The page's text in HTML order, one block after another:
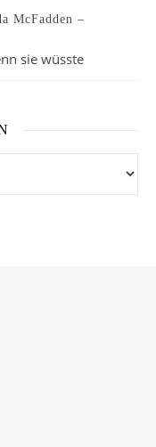
McFadden –
sie wüsste